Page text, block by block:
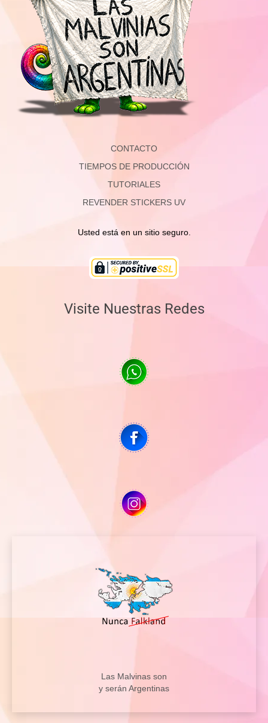
CONTACTO
TIEMPOS DE PRODUCCIÓN
TUTORIALES
REVENDER STICKERS UV
Usted está en un sitio seguro.
Visite Nuestras Redes
Las Malvinas son
y serán Argentinas